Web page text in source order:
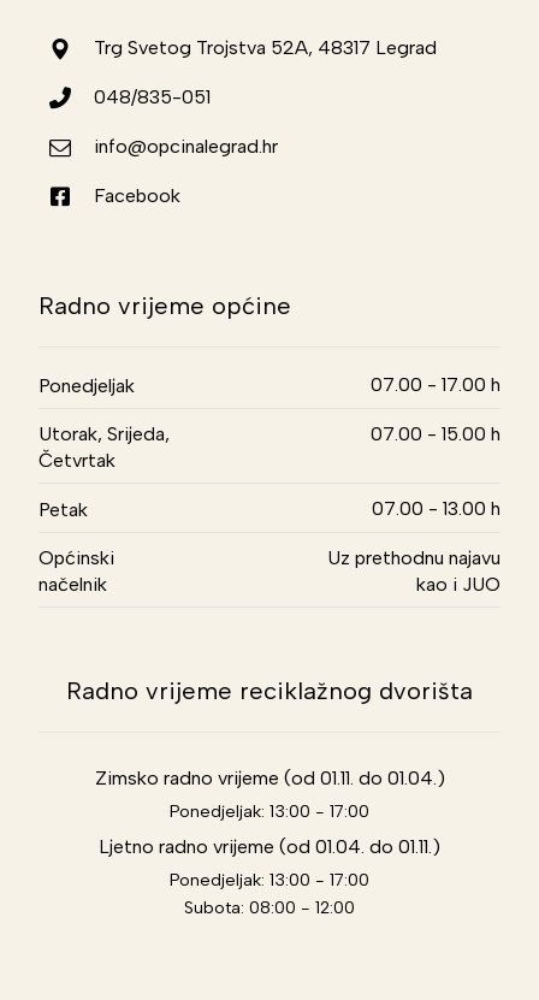
Trg Svetog Trojstva 52A, 48317 Legrad
048/835-051
info@opcinalegrad.hr
Facebook
Radno vrijeme općine
Ponedjeljak 07.00 - 17.00 h
Utorak, Srijeda,
Četvrtak
07.00 - 15.00 h
Petak 07.00 - 13.00 h
Općinski
načelnik
Uz prethodnu najavu
kao i JUO
Radno vrijeme reciklažnog dvorišta
Zimsko radno vrijeme (od 01.11. do 01.04.)
Ponedjeljak: 13:00 - 17:00
Ljetno radno vrijeme (od 01.04. do 01.11.)
Ponedjeljak: 13:00 - 17:00
Subota: 08:00 - 12:00